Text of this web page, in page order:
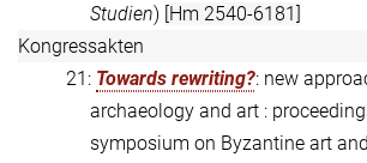
Studien) [Hm 2540-6181]
Kongressakten
21: Towards rewriting?: new
archaeology and art :
symposium on Byzantine art